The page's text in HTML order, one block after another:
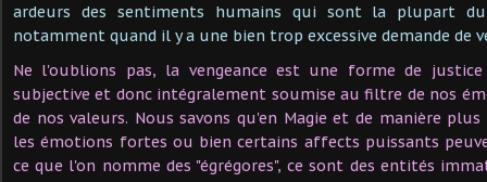
ardeurs des sentiments humains qui sont la plupart
notamment quand il y a une bien trop excessive demande de
Ne l'oublions pas, la vengeance est une forme de
subjective et donc intégralement soumise au filtre de nos
de nos valeurs. Nous savons qu'en Magie et de manière
les émotions fortes ou bien certains affects puissants
ce que l'on nomme des "égrégores", ce sont des entités